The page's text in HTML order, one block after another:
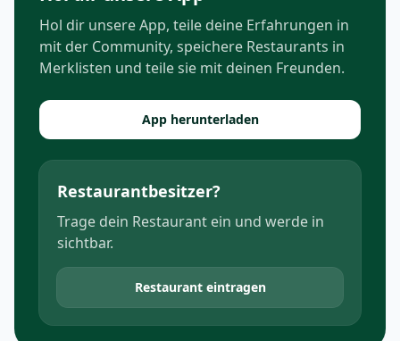
Hol dir unsere App, teile deine Erfahrungen in
mit der Community, speichere Restaurants in
Merklisten und teile sie mit deinen Freunden.
App herunterladen
Restaurantbesitzer?
Trage dein Restaurant ein und werde in
sichtbar.
Restaurant eintragen